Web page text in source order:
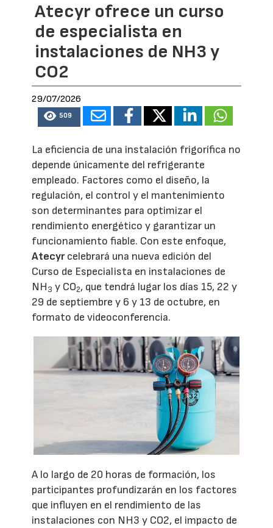
Atecyr ofrece un curso
de especialista en
instalaciones de NH3 y
CO2
29/07/2026
509
La eficiencia de una instalación frigorífica no
depende únicamente del refrigerante
empleado. Factores como el diseño, la
regulación, el control y el mantenimiento
son determinantes para optimizar el
rendimiento energético y garantizar un
funcionamiento fiable. Con este enfoque,
Atecyrcelebrará una nueva edición del
Curso de Especialista en instalaciones de
NH3 y CO2, que tendrá lugar los días 15, 22 y
29 de septiembre y 6 y 13 de octubre, en
formato de videoconferencia.
A lo largo de 20 horas de formación, los
participantes profundizarán en los factores
que influyen en el rendimiento de las
instalaciones con NH3 y CO2, el impacto de